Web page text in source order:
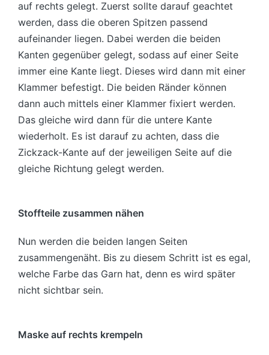
auf rechts gelegt. Zuerst sollte darauf geachtet
werden, dass die oberen Spitzen passend
aufeinander liegen. Dabei werden die beiden
Kanten gegenüber gelegt, sodass auf einer Seite
immer eine Kante liegt. Dieses wird dann mit einer
Klammer befestigt. Die beiden Ränder können
dann auch mittels einer Klammer fixiert werden.
Das gleiche wird dann für die untere Kante
wiederholt. Es ist darauf zu achten, dass die
Zickzack-Kante auf der jeweiligen Seite auf die
gleiche Richtung gelegt werden.
Stoffteile zusammen nähen
Nun werden die beiden langen Seiten
zusammengenäht. Bis zu diesem Schritt ist es egal,
welche Farbe das Garn hat, denn es wird später
nicht sichtbar sein.
Maske auf rechts krempeln